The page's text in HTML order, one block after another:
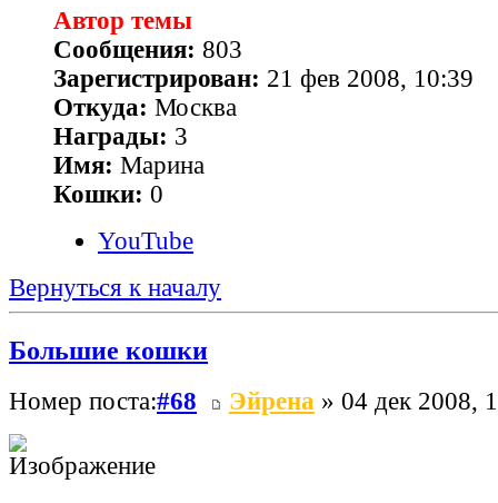
Автор темы
Сообщения: 803
Зарегистрирован: 21 фев 2008, 10:39
Откуда: Москва
Награды: 3
Имя: Марина
Кошки: 0
YouTube
Вернуться к началу
Большие кошки
Номер поста:#68 Эйрена » 04 дек 2008,